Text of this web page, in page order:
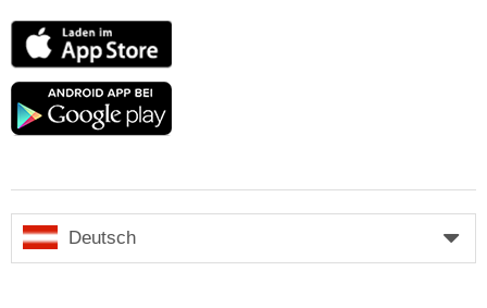
App
Store
Google
Deutsch